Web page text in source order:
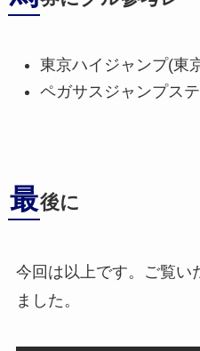
東京ハイジャンプ(東
ペガサスジャンプス
最後に
今回は以上です。ご覧い
ました。